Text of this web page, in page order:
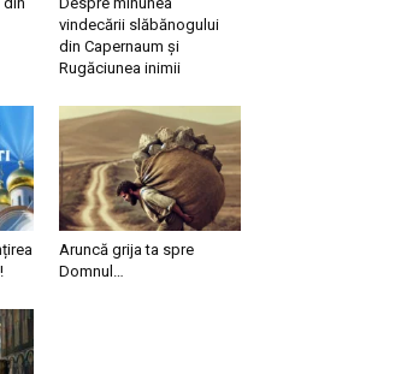
vindecării slăbănogului
din Capernaum și
Rugăciunea inimii
Aruncă grija ta spre
Domnul…